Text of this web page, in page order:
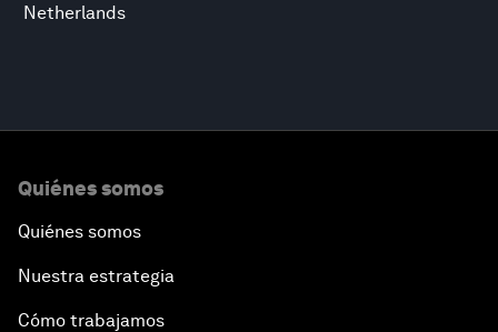
Netherlands
Quiénes somos
Quiénes somos
Nuestra estrategia
Cómo trabajamos